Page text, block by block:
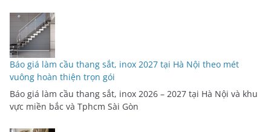
Báo giá làm cầu thang sắt, inox 2027 tại Hà Nội theo mét
vuông hoàn thiện trọn gói
Báo giá làm cầu thang sắt, inox 2026 – 2027 tại Hà Nội và khu
vực miền bắc và Tphcm Sài Gòn